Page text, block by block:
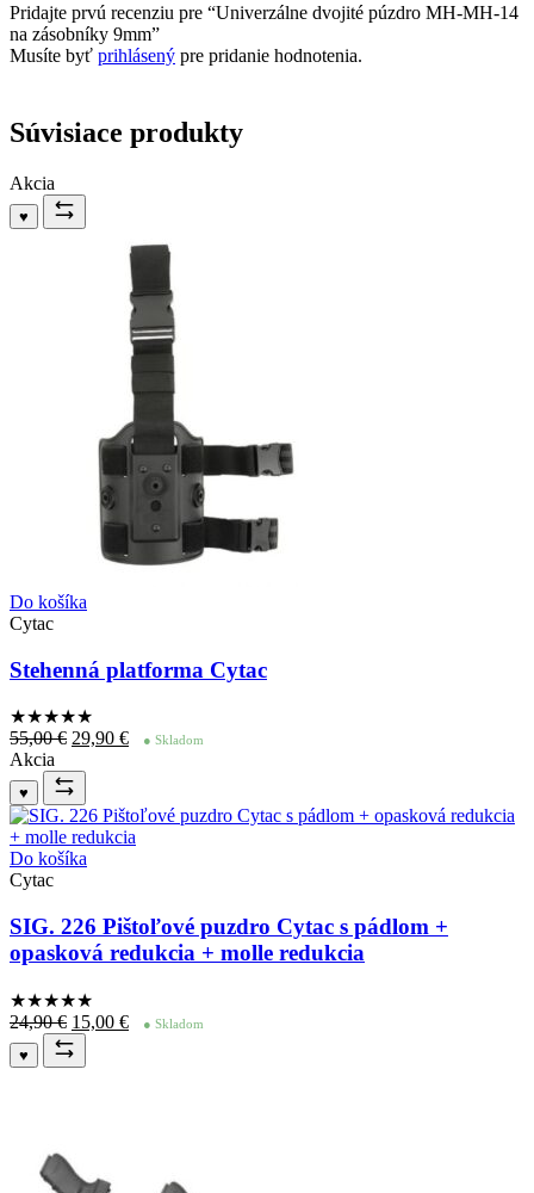
Pridajte prvú recenziu pre “Univerzálne dvojité púzdro MH-MH-14
na zásobníky 9mm”
Musíte byť prihlásený pre pridanie hodnotenia.
Súvisiace produkty
Akcia
♥
Do košíka
Cytac
Stehenná platforma Cytac
★★★★★
55,00€ Pôvodná
bola:
55,00 €.
29,90 €Aktuálna
● Skladom
Akcia
♥
Do košíka
Cytac
SIG. 226 Pištoľové puzdro Cytac s pádlom +
opasková redukcia + molle redukcia
★★★★★
24,90€ Pôvodná
cena
bola:
15,00 €Aktuálna
● Skladom
♥